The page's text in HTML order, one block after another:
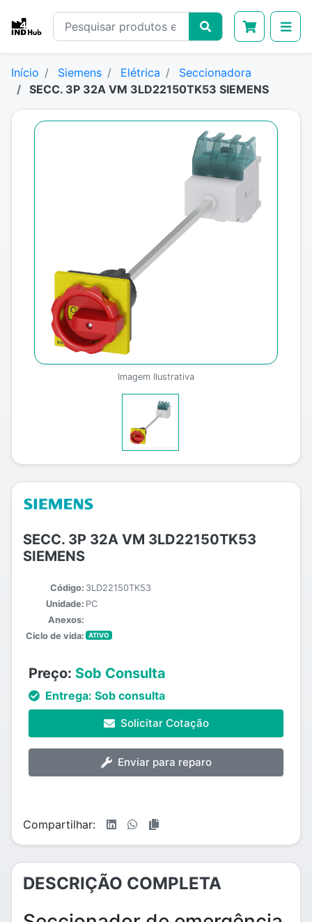
Início Siemens Elétrica
Seccionadora
SECC. 3P 32A VM 3LD22150TK53 SIEMENS
Imagem Ilustrativa
SECC. 3P 32A VM 3LD22150TK53
SIEMENS
Código: 3LD22150TK53
Unidade: PC
Anexos:
Ciclo de vida:
ATIVO
Preço: Sob Consulta
Entrega: Sob consulta
Solicitar Cotação
Enviar para reparo
Compartilhar:
DESCRIÇÃO COMPLETA